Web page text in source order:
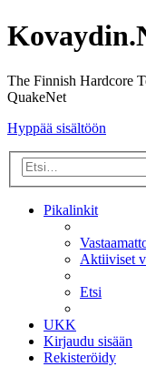
The Finnish Hardcore
QuakeNet
Hyppää sisältöön
Pikalinkit
Aktiiviset
Etsi
UKK
Kirjaudu sisään
Rekisteröidy